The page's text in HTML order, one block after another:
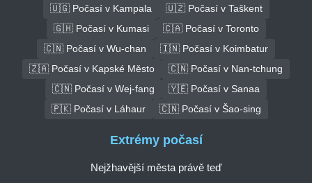
🇺🇬 Počasí v Kampala
🇺🇿 Počasí v Taškent
🇬🇭 Počasí v Kumasi
🇨🇦 Počasí v Toronto
🇨🇳 Počasí v Wu-chan
🇮🇳 Počasí v Koimbatur
🇿🇦 Počasí v Kapské Město
🇨🇳 Počasí v Nan-tchung
🇨🇳 Počasí v Wej-fang
🇾🇪 Počasí v Sanaa
🇵🇰 Počasí v Láhaur
🇨🇳 Počasí v Šao-sing
Extrémy počasí
Nejžhavější města právě teď